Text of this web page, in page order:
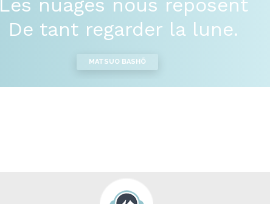
Les nuages nous reposent
De tant regarder la lune.
MATSUO BASHÕ